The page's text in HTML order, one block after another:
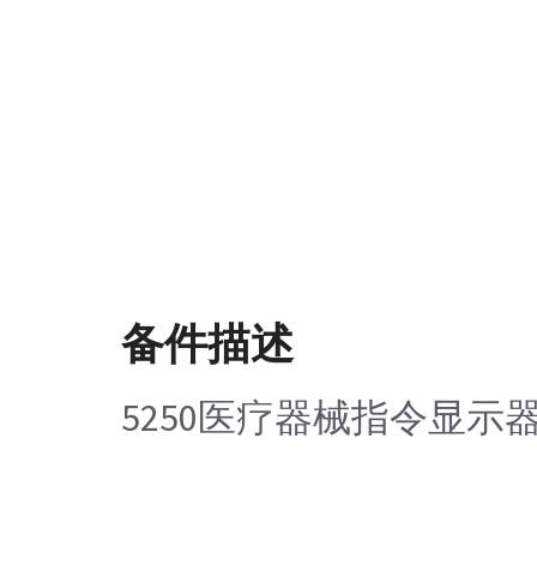
备件描述
5250医疗器械指令显示